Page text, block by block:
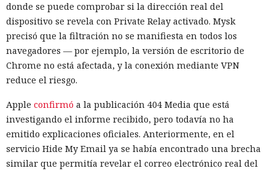
¿Una mujer? Demasiado
atrevido. Las redes neuronales
borraron a las protagonistas de
los cuentos infantiles y las
dejaron con apenas un 2%.
donde se puede comprobar si la dirección real del
dispositivo se revela con Private Relay activado. Mysk
precisó que la filtración no se manifiesta en todos los
navegadores — por ejemplo, la versión de escritorio de
Chrome no está afectada, y la conexión mediante VPN
reduce el riesgo.
Apple confirmó a la publicación 404 Media que está
investigando el informe recibido, pero todavía no ha
emitido explicaciones oficiales. Anteriormente, en el
servicio Hide My Email ya se había encontrado una brecha
similar que permitía revelar el correo electrónico real del